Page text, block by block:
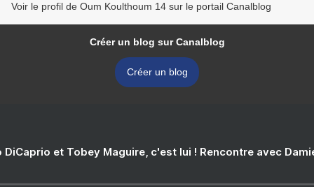
Voir le profil de Oum Koulthoum 14 sur le portail Canalblog
Créer un blog sur Canalblog
Créer un blog
DiCaprio et Tobey Maguire, c'est lui ! Rencontre avec